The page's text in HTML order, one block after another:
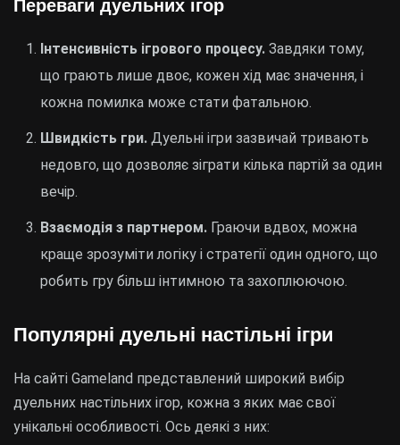
Переваги дуельних ігор
Інтенсивність ігрового процесу. Завдяки тому,
що грають лише двоє, кожен хід має значення, і
кожна помилка може стати фатальною.
Швидкість гри. Дуельні ігри зазвичай тривають
недовго, що дозволяє зіграти кілька партій за один
вечір.
Взаємодія з партнером. Граючи вдвох, можна
краще зрозуміти логіку і стратегії один одного, що
робить гру більш інтимною та захоплюючою.
Популярні дуельні настільні ігри
На сайті Gameland представлений широкий вибір
дуельних настільних ігор, кожна з яких має свої
унікальні особливості. Ось деякі з них: